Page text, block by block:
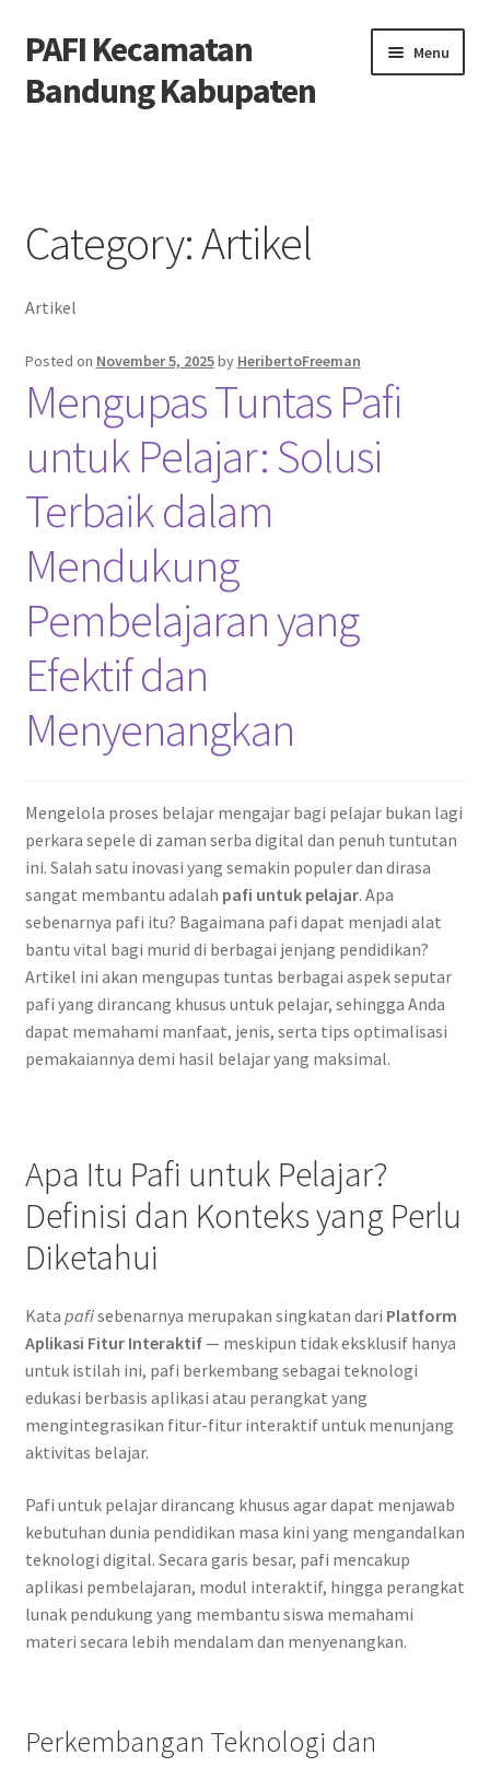
Skip
to
navigation
Skip
to
content
PAFI Kecamatan
Bandung Kabupaten
Menu
Privacy Policy
Tentang Kami
Category:Artikel
Artikel
Posted on November 5, 2025by HeribertoFreeman
Mengupas Tuntas Pafi
untuk Pelajar: Solusi
Terbaik dalam
Mendukung
Pembelajaran yang
Efektif dan
Menyenangkan
Mengelola proses belajar mengajar bagi pelajar bukan lagi
perkara sepele di zaman serba digital dan penuh tuntutan
ini. Salah satu inovasi yang semakin populer dan dirasa
sangat membantu adalah pafi untuk pelajar. Apa
sebenarnya pafi itu? Bagaimana pafi dapat menjadi alat
bantu vital bagi murid di berbagai jenjang pendidikan?
Artikel ini akan mengupas tuntas berbagai aspek seputar
pafi yang dirancang khusus untuk pelajar, sehingga Anda
dapat memahami manfaat, jenis, serta tips optimalisasi
pemakaiannya demi hasil belajar yang maksimal.
Apa Itu Pafi untuk Pelajar?
Definisi dan Konteks yang Perlu
Diketahui
Kata pafisebenarnya merupakan singkatan dari Platform
Aplikasi Fitur Interaktif— meskipun tidak eksklusif hanya
untuk istilah ini, pafi berkembang sebagai teknologi
edukasi berbasis aplikasi atau perangkat yang
mengintegrasikan fitur-fitur interaktif untuk menunjang
aktivitas belajar.
Pafi untuk pelajar dirancang khusus agar dapat menjawab
kebutuhan dunia pendidikan masa kini yang mengandalkan
teknologi digital. Secara garis besar, pafi mencakup
aplikasi pembelajaran, modul interaktif, hingga perangkat
lunak pendukung yang membantu siswa memahami
materi secara lebih mendalam dan menyenangkan.
Perkembangan Teknologi dan